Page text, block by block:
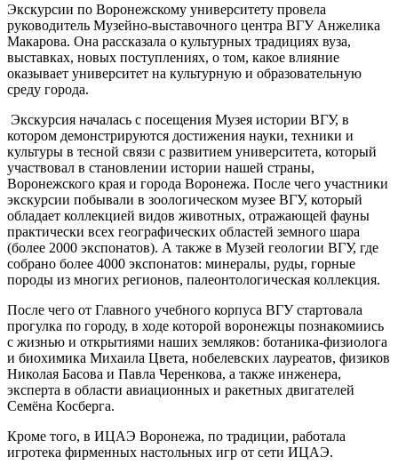
Экскурсии по Воронежскому университету провела
руководитель Музейно-выставочного центра ВГУ Анжелика
Макарова. Она рассказала о культурных традициях вуза,
выставках, новых поступлениях, о том, какое влияние
оказывает университет на культурную и образовательную
среду города.
Экскурсия началась с посещения Музея истории ВГУ, в
котором демонстрируются достижения науки, техники и
культуры в тесной связи с развитием университета, который
участвовал в становлении истории нашей страны,
Воронежского края и города Воронежа. После чего участники
экскурсии побывали в зоологическом музее ВГУ, который
обладает коллекцией видов животных, отражающей фауны
практически всех географических областей земного шара
(более 2000 экспонатов). А также в Музей геологии ВГУ, где
собрано более 4000 экспонатов: минералы, руды, горные
породы из многих регионов, палеонтологическая коллекция.
После чего от Главного учебного корпуса ВГУ стартовала
прогулка по городу, в ходе которой воронежцы познакомиись
с жизнью и открытиями наших земляков: ботаника-физиолога
и биохимика Михаила Цвета, нобелевских лауреатов, физиков
Николая Басова и Павла Черенкова, а также инженера,
эксперта в области авиационных и ракетных двигателей
Семёна Косберга.
Кроме того, в ИЦАЭ Воронежа, по традиции, работала
игротека фирменных настольных игр от сети ИЦАЭ.